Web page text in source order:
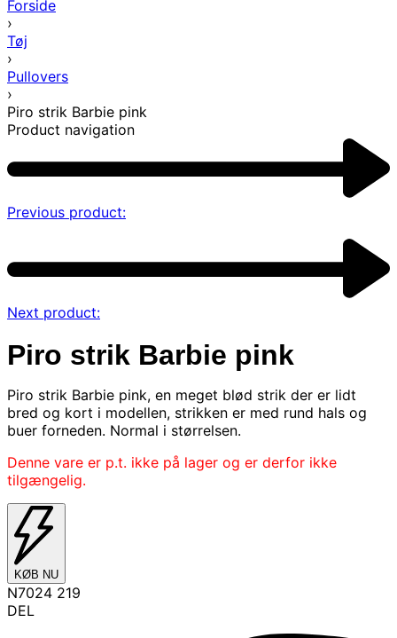
Forside
›
Tøj
›
Pullovers
›
Piro strik Barbie pink
Product navigation
Previous product:
Next product:
Piro strik Barbie pink
Piro strik Barbie pink, en meget blød strik der er lidt
bred og kort i modellen, strikken er med rund hals og
buer forneden. Normal i størrelsen.
Denne vare er p.t. ikke på lager og er derfor ikke
tilgængelig.
KØB NU
N7024 219
DEL